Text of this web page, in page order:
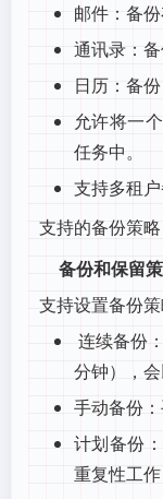
邮件：备
通讯录：
日历：备
允许将一
任务中。
支持多租户
支持的备份策
备份和保留
支持设置备份策
连续备份
分钟），
手动备份
计划备份
重复性工作